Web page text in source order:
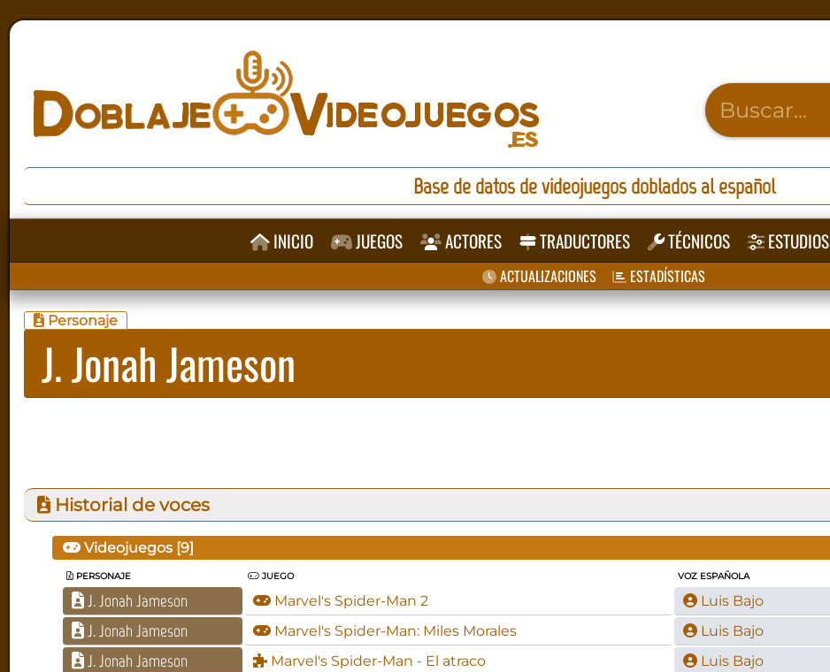
Base de datos de videojuegos doblados al español
INICIO JUEGOS ACTORES TRADUCTORES TÉCNICOS ESTUDIOS
ACTUALIZACIONES ESTADÍSTICAS
Personaje
J. Jonah Jameson
Historial de voces
Videojuegos [9]
PERSONAJE JUEGO VOZ ESPAÑOLA
J. Jonah Jameson Marvel's Spider-Man 2 Luis Bajo
J. Jonah Jameson Marvel's Spider-Man: Miles Morales Luis Bajo
J. Jonah Jameson Marvel's Spider-Man - El atraco Luis Bajo